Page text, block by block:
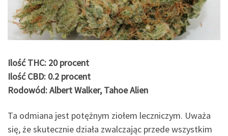
Ilość THC: 20 procent
Ilość CBD: 0.2 procent
Rodowód: Albert Walker, Tahoe Alien
Ta odmiana jest potężnym ziołem leczniczym. Uważa
się, że skutecznie działa zwalczając przede wszystkim